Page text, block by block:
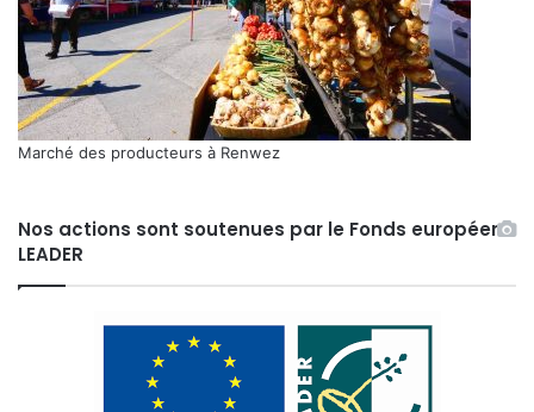
Marché des producteurs à Renwez
Nos actions sont soutenues par le Fonds européen
LEADER